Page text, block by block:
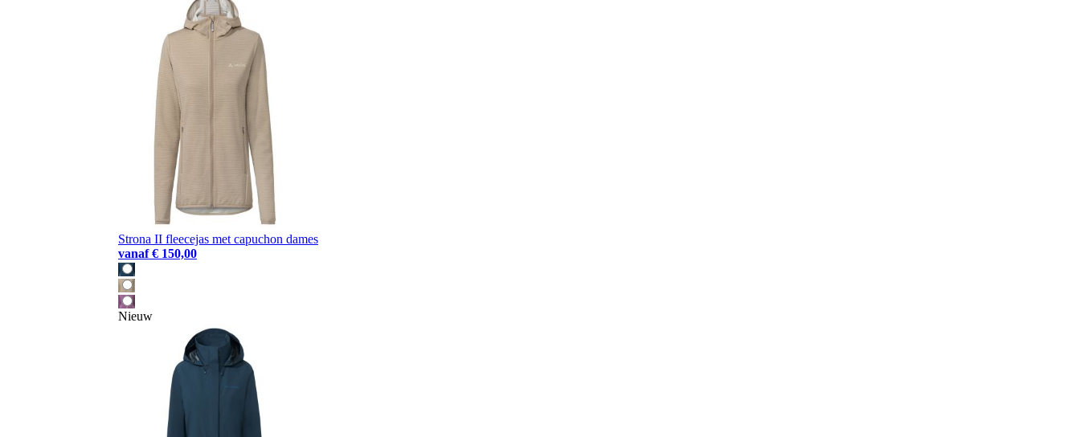
Strona II fleecejas met capuchon dames
vanaf € 150,00
Nieuw